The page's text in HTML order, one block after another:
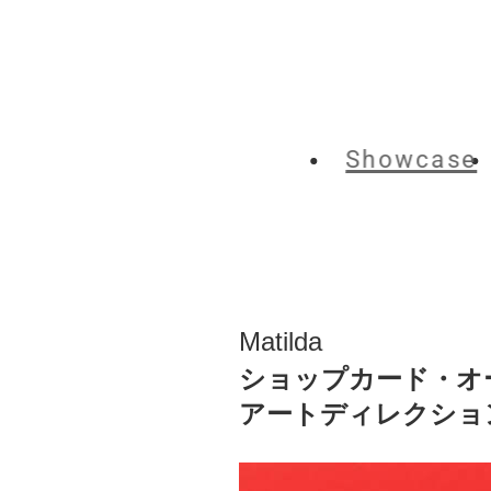
Showcase
Matilda
ショップカード・
アートディレクシ